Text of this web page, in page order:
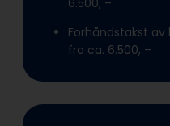
6.500, –
Forhåndstakst av
fra ca. 6.500, –